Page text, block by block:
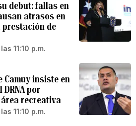
debut: fallas en
atrasos en
prestación de
11:10 p.m.
Camuy insiste en
por
recreativa
11:10 p.m.